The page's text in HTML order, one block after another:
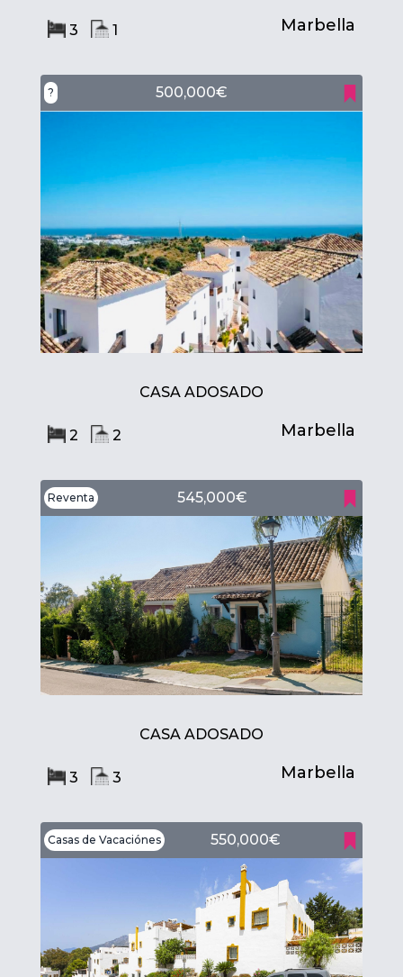
3 1 Marbella
? 500,000€
CASA ADOSADO
2 2 Marbella
Reventa 545,000€
CASA ADOSADO
3 3 Marbella
Casas de Vacaciónes 550,000€